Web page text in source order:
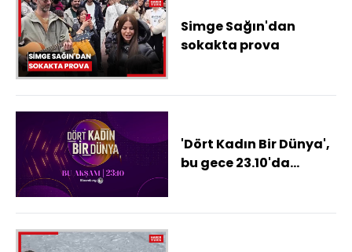
Simge Sağın'dan
sokakta prova
'Dört Kadın Bir Dünya',
bu gece 23.10'da